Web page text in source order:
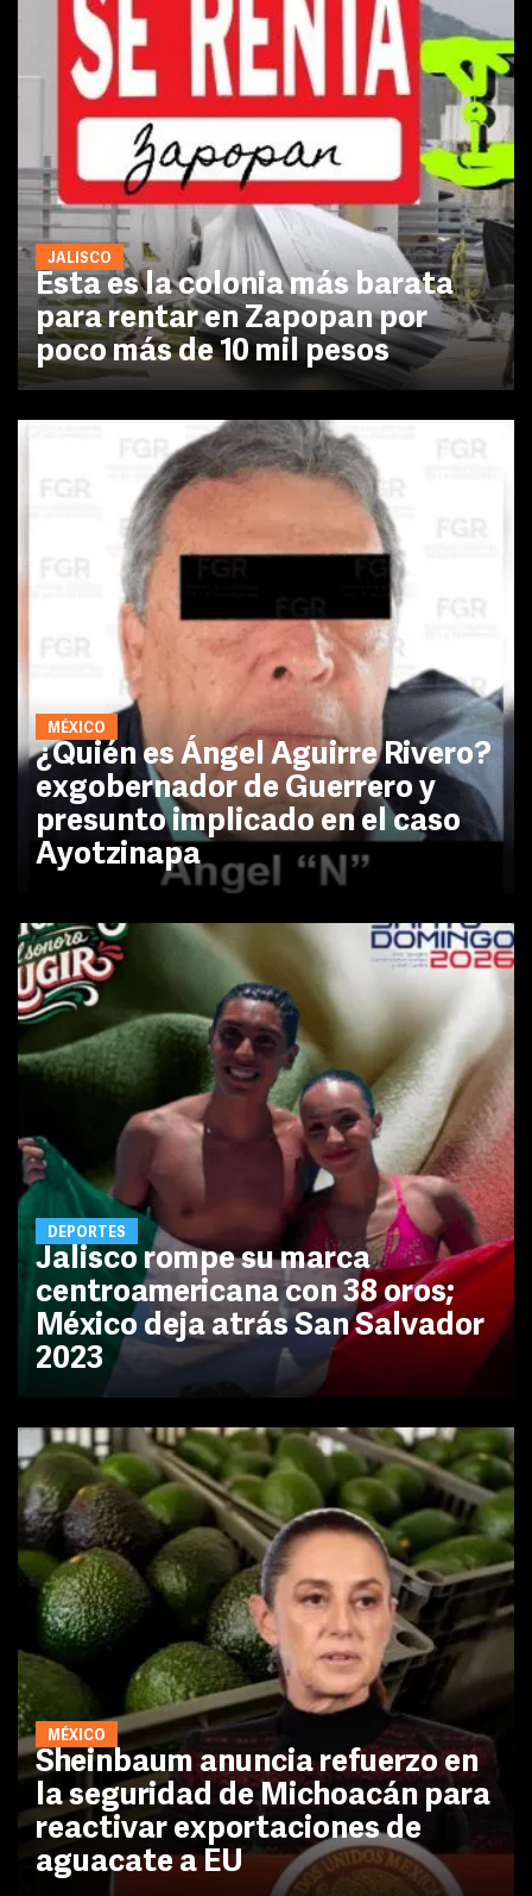
JALISCO
Esta es la colonia más barata
para rentar en Zapopan por
poco más de 10 mil pesos
MÉXICO
¿Quién es Ángel Aguirre Rivero?
exgobernador de Guerrero y
presunto implicado en el caso
Ayotzinapa
DEPORTES
Jalisco rompe su marca
centroamericana con 38 oros;
México deja atrás San Salvador
2023
MÉXICO
Sheinbaum anuncia refuerzo en
la seguridad de Michoacán para
reactivar exportaciones de
aguacate a EU